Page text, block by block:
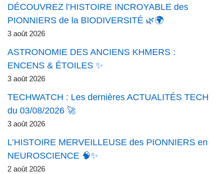
DÉCOUVREZ l’HISTOIRE INCROYABLE des
PIONNIERS de la BIODIVERSITÉ 🌿🌍
3 août 2026
ASTRONOMIE DES ANCIENS KHMERS :
ENCENS & ÉTOILES ✨
3 août 2026
TECHWATCH : Les dernières ACTUALITÉS TECH
du 03/08/2026 🚀
3 août 2026
L’HISTOIRE MERVEILLEUSE des PIONNIERS en
NEUROSCIENCE 🧠✨
2 août 2026